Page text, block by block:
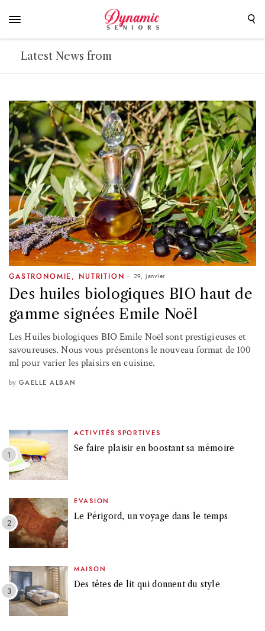
Latest News from
GASTRONOMIE NUTRITION 29, janvier
Des huiles biologiques BIO haut de
gamme signées Emile Noël
Les Huiles biologiques BIO Emile Noël sont prestigieuses et
savoureuses. Nous vous présentons le nouveau format de 100
ml pour varier les plaisirs en cuisine.
by GAELLE ALBAN
ACTIVITÉS SPORTIVES
Se faire plaisir en boostant sa mémoire
EVASION
Le Périgord, un voyage dans le temps
MAISON
Des têtes de lit qui donnent du style